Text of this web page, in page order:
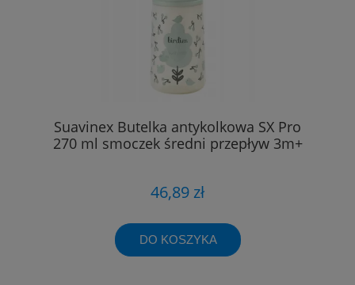
Suavinex Butelka antykolkowa SX Pro
270 ml smoczek średni przepływ 3m+
46,89 zł
DO KOSZYKA